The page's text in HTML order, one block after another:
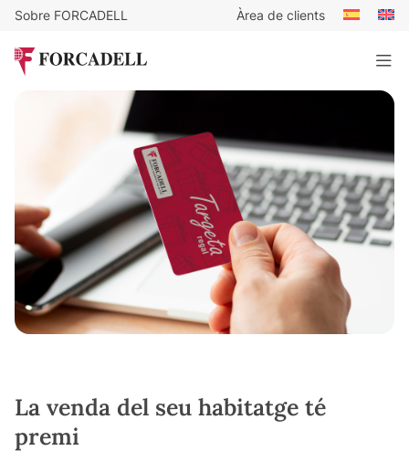
Sobre FORCADELL Àrea de clients
La venda del seu habitatge té
premi